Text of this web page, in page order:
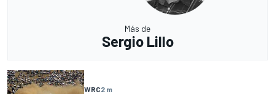
Más de
Sergio Lillo
WRC2 m